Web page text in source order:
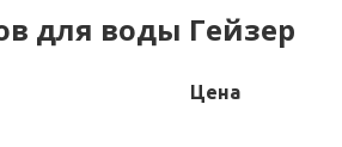
для воды Гейзер
Цена